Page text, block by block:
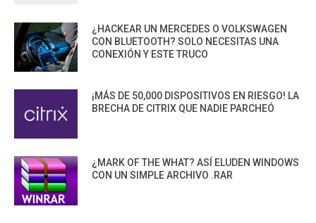
¿HACKEAR UN MERCEDES O VOLKSWAGEN
CON BLUETOOTH? SOLO NECESITAS UNA
CONEXIÓN Y ESTE TRUCO
¡MÁS DE 50,000 DISPOSITIVOS EN RIESGO! LA
BRECHA DE CITRIX QUE NADIE PARCHEÓ
¿MARK OF THE WHAT? ASÍ ELUDEN WINDOWS
CON UN SIMPLE ARCHIVO .RAR